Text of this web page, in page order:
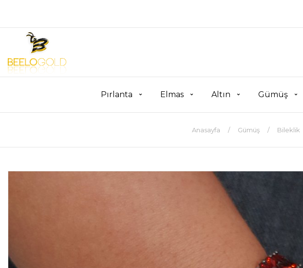
Pırlanta Elmas Altın Gümüş
Anasayfa Gümüş Bileklik